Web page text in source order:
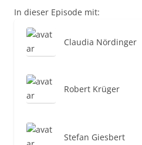
In dieser Episode mit:
Claudia Nördinger
Robert Krüger
Stefan Giesbert